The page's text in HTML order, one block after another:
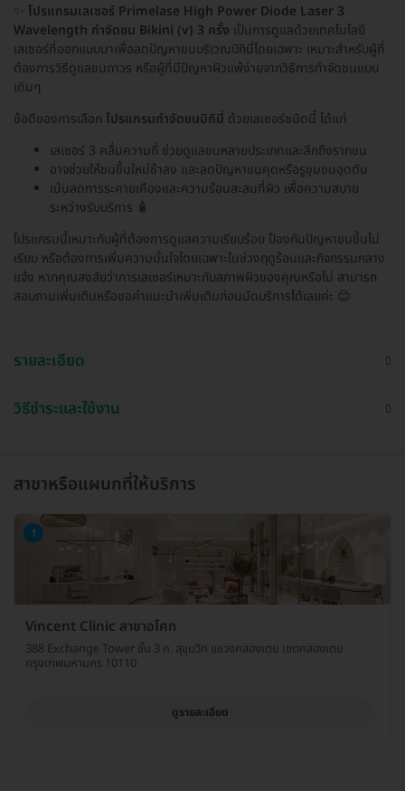
โปรแกรมเลเซอร์ Primelase High Power Diode Laser 3
Wavelength กำจัดขน Bikini (v) 3 ครั้ง เป็นการดูแลด้วยเทคโนโลยี
เลเซอร์ที่ออกแบบมาเพื่อลดปัญหาขนบริเวณบิกินี่โดยเฉพาะ เหมาะสำหรับผู้ที่
ต้องการวิธีดูแลขนถาวร หรือผู้ที่มีปัญหาผิวแพ้ง่ายจากวิธีการกำจัดขนแบบ
เดิมๆ
ข้อดีของการเลือก โปรแกรมกำจัดขนบิกินี่ ด้วยเลเซอร์ชนิดนี้ ได้แก่
เลเซอร์ 3 คลื่นความถี่ ช่วยดูแลขนหลายประเภทและลึกถึงรากขน
อาจช่วยให้ขนขึ้นใหม่ช้าลง และลดปัญหาขนคุดหรือรูขุมขนอุดตัน
เน้นลดการระคายเคืองและความร้อนสะสมที่ผิว เพื่อความสบาย
ระหว่างรับบริการ 🧴
โปรแกรมนี้เหมาะกับผู้ที่ต้องการดูแลความเรียบร้อย ป้องกันปัญหาขนขึ้นไม่
เรียบ หรือต้องการเพิ่มความมั่นใจโดยเฉพาะในช่วงฤดูร้อนและกิจกรรมกลาง
แจ้ง หากคุณสงสัยว่าการเลเซอร์เหมาะกับสภาพผิวของคุณหรือไม่ สามารถ
สอบถามเพิ่มเติมหรือขอคำแนะนำเพิ่มเติมก่อนนัดบริการได้เลยค่ะ 😊
รายละเอียด
วิธีชำระและใช้งาน
สาขาหรือแผนกที่ให้บริการ
1
Vincent Clinic สาขาอโศก
388 Exchange Tower ชั้น 3 ถ. สุขุมวิท แขวงคลองเตย เขตคลองเตย
กรุงเทพมหานคร 10110
ดูรายละเอียด